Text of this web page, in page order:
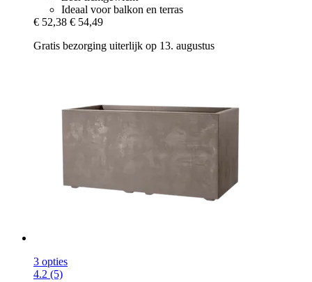
Ideaal voor balkon en terras
€ 52,38 € 54,49
Gratis bezorging uiterlijk op 13. augustus
3 opties
4.2 (5)